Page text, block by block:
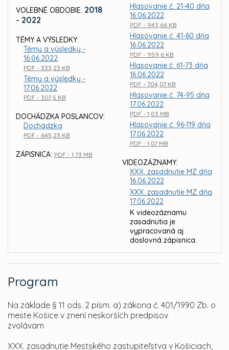
VOLEBNÉ OBDOBIE: 2018
- 2022
TÉMY A VÝSLEDKY:
Témy a výsledky -
16.06.2022
PDF - 333,23 KB
Témy a výsledky -
17.06.2022
PDF - 307,5 KB
DOCHÁDZKA POSLANCOV:
Dochádzka
PDF - 645,23 KB
ZÁPISNICA: PDF - 1,73 MB
Hlasovanie č. 21-40 dňa
16.06.2022
PDF - 943,66 KB
Hlasovanie č. 41-60 dňa
16.06.2022
PDF - 959,6 KB
Hlasovanie č. 61-73 dňa
16.06.2022
PDF - 704,07 KB
Hlasovanie č. 74-95 dňa
17.06.2022
PDF - 1,03 MB
Hlasovanie č. 96-119 dňa
17.06.2022
PDF - 1,07 MB
VIDEOZÁZNAMY:
XXX. zasadnutie MZ dňa
16.06.2022
XXX. zasadnutie MZ dňa
17.06.2022
K videozáznamu
zasadnutia je
vypracovaná aj
doslovná zápisnica.
Program
Na základe § 11 ods. 2 písm. a) zákona č. 401/1990 Zb. o
meste Košice v znení neskorších predpisov
zvolávam
XXX. zasadnutie Mestského zastupiteľstva v Košiciach,